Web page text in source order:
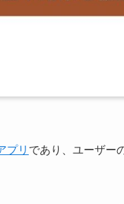
プリ であり、ユーザー